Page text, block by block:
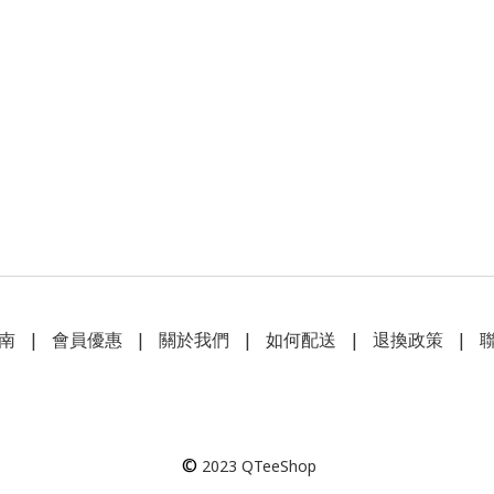
| 會員優惠| 關於我們 | 如何配送 | 退換政策|
© 2023 QTeeShop